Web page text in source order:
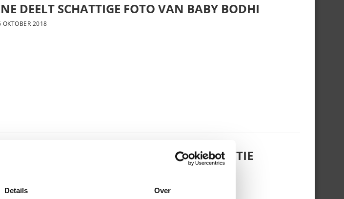
Details Over
DEELT SCHATTIGE FOTO VAN BABY BODHI
OKTOBER 2018
KONINGSBERGER MET DOCHTERTJE SCOTTIE